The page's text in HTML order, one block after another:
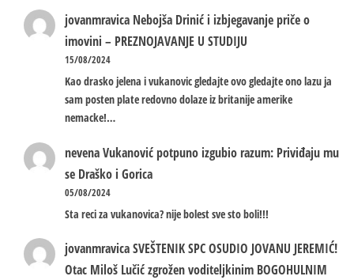
jovanmravica Nebojša Drinić i izbjegavanje priče o
imovini – PREZNOJAVANJE U STUDIJU
15/08/2024
Kao drasko jelena i vukanovic gledajte ovo gledajte ono lazu ja
sam posten plate redovno dolaze iz britanije amerike
nemacke!…
nevenaVukanović potpuno izgubio razum: Priviđaju mu
se Draško i Gorica
05/08/2024
Sta reci za vukanovica? nije bolest sve sto boli!!!
jovanmravicaSVEŠTENIK SPC OSUDIO JOVANU JEREMIĆ!
Otac Miloš Lučić zgrožen voditeljkinim BOGOHULNIM